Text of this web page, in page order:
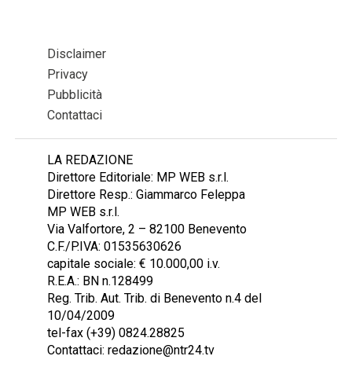
Disclaimer
Privacy
Pubblicità
Contattaci
LA REDAZIONE
Direttore Editoriale: MP WEB s.r.l.
Direttore Resp.: Giammarco Feleppa
MP WEB s.r.l.
Via Valfortore, 2 – 82100 Benevento
C.F./P.IVA: 01535630626
capitale sociale: € 10.000,00 i.v.
R.E.A.: BN n.128499
Reg. Trib. Aut. Trib. di Benevento n.4 del
10/04/2009
tel-fax (+39) 0824.28825
Contattaci: redazione@ntr24.tv